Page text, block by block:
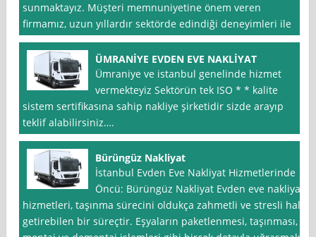
sunmaktayız. Müşteri memnuniyetine önem veren
firmamız, uzun yıllardır sektörde edindiği deneyimleri ile
ÜMRANİYE EVDEN EVE NAKLİYAT
Ümraniye ve istanbul genelinde hizmet
vermekteyiz Sektörün tek ISO * * kalite
sistem sertifikasına sahip nakliye şirketidir sizde arayıp
teklif alabilirsiniz….
Bürüngüz Nakliyat
İstanbul Evden Eve Nakliyat Hizmetlerinde
Öncü: Bürüngüz Nakliyat Evden eve nakliyat
hizmetleri, taşınma sürecini oldukça zahmetli ve stresli hale
getirebilen bir süreçtir. Eşyaların paketlenmesi, taşınması,